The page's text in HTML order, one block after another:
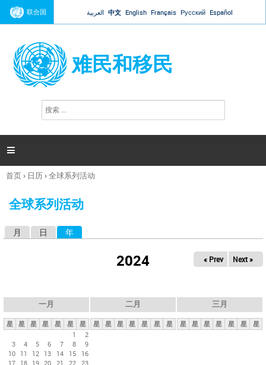
Jump to navigation
联合国 العربية 中文 English Français Русский Español
难民和移民
搜
索

你
这
首页› 日历›全球系列活动
全球系列活动
月 日 年
2024 « Prev Next »
一月
星 星 星 星 星 星
星
1
2
3
4 5 6 7 8
9
10 11 12 13 14 15
16
17 18 19 20 21 22 23
二月
星 星 星 星 星 星 星
三月
星 星 星 星 星 星 星